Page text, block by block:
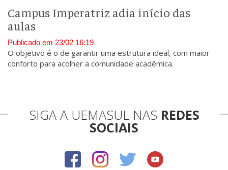
Campus Imperatriz adia início das
aulas
Publicado em 23/02 16:19
O objetivo é o de garantir uma estrutura ideal, com maior
conforto para acolher a comunidade acadêmica.
SIGA A UEMASUL NAS REDES
SOCIAIS